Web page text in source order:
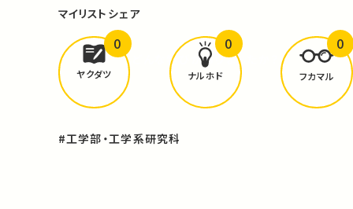
マイリスト シェア
どんな学びがありましたか？
ヤクダツ
0
ナルホド
0
フカマル
0
#工学部・工学系研究科